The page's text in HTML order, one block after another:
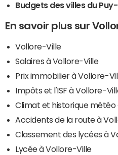
Budgets des villes du
En savoir plus sur
Vollore-Ville
Salaires à Vollore-Ville
Prix immobilier à Vollore-
Impôts et l'ISF à Vollore-
Climat et historique météo
Accidents de la route à
Classement des lycées à
Lycée à Vollore-Ville